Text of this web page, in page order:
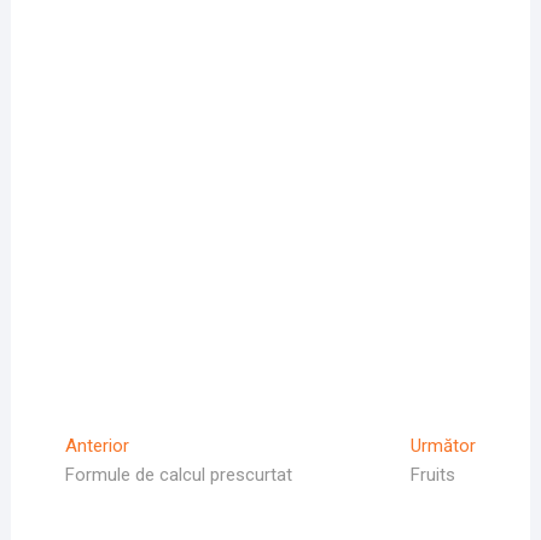
Navigare
în
AnteriorArticolul
Anterior
Formule de calcul prescurtat
UrmătorArticolul
Fruits